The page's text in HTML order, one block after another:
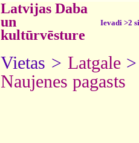
Latvijas Daba
un
kultūrvēsture
Ievadi >2
Vietas > Latgale
Naujenes pagasts